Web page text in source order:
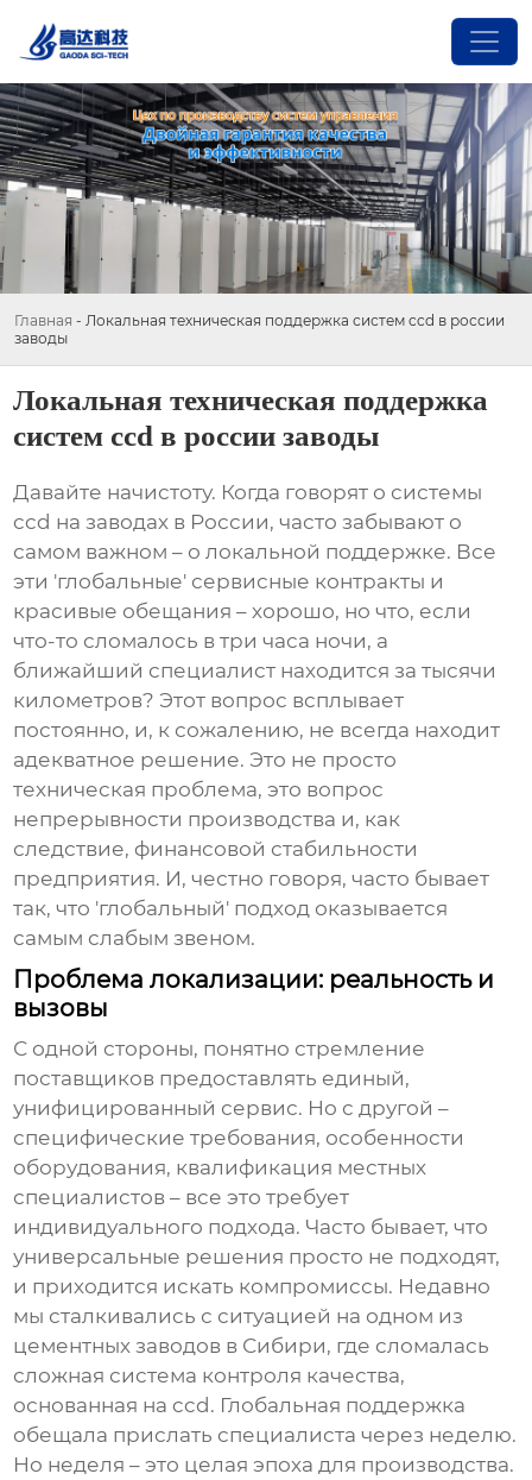
Главная - Локальная техническая поддержка систем ccd в россии
заводы
Локальная техническая поддержка
систем ccd в россии заводы
Давайте начистоту. Когда говорят о системы
ccd на заводах в России, часто забывают о
самом важном – о локальной поддержке. Все
эти 'глобальные' сервисные контракты и
красивые обещания – хорошо, но что, если
что-то сломалось в три часа ночи, а
ближайший специалист находится за тысячи
километров? Этот вопрос всплывает
постоянно, и, к сожалению, не всегда находит
адекватное решение. Это не просто
техническая проблема, это вопрос
непрерывности производства и, как
следствие, финансовой стабильности
предприятия. И, честно говоря, часто бывает
так, что 'глобальный' подход оказывается
самым слабым звеном.
Проблема локализации: реальность и
вызовы
С одной стороны, понятно стремление
поставщиков предоставлять единый,
унифицированный сервис. Но с другой –
специфические требования, особенности
оборудования, квалификация местных
специалистов – все это требует
индивидуального подхода. Часто бывает, что
универсальные решения просто не подходят,
и приходится искать компромиссы. Недавно
мы сталкивались с ситуацией на одном из
цементных заводов в Сибири, где сломалась
сложная система контроля качества,
основанная наccd. Глобальная поддержка
обещала прислать специалиста через неделю.
Но неделя – это целая эпоха для производства.